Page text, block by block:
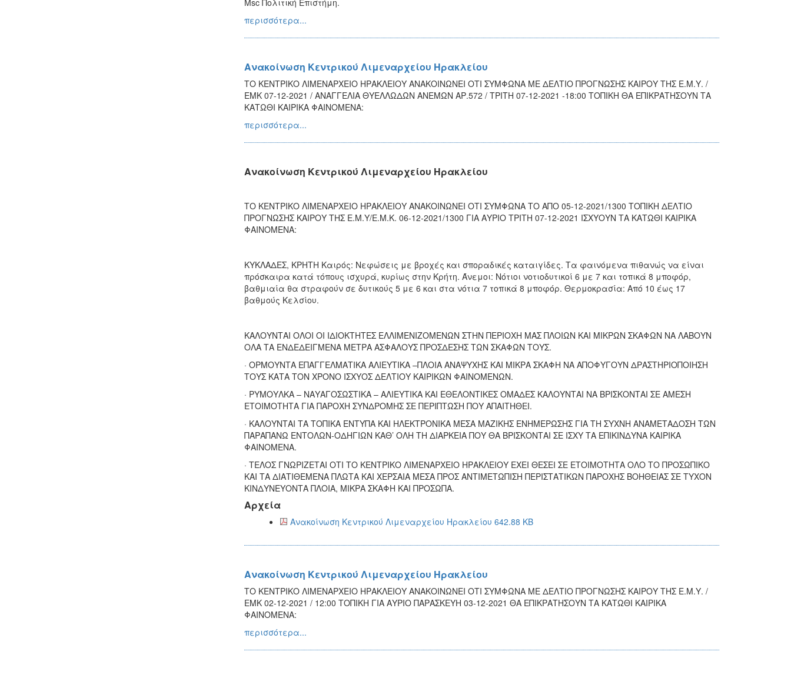
Msc Πολιτική Επιστήμη.
περισσότερα...
Ανακοίνωση Κεντρικού Λιμεναρχείου Ηρακλείου
ΤΟ ΚΕΝΤΡΙΚΟ ΛΙΜΕΝΑΡΧΕΙΟ ΗΡΑΚΛΕΙΟΥ ΑΝΑΚΟΙΝΩΝΕΙ ΟΤΙ ΣΥΜΦΩΝΑ ΜΕ ΔΕΛΤΙΟ ΠΡΟΓΝΩΣΗΣ ΚΑΙΡΟΥ ΤΗΣ Ε.Μ.Υ. /
ΕΜΚ 07-12-2021 / ΑΝΑΓΓΕΛΙΑ ΘΥΕΛΛΩΔΩΝ ΑΝΕΜΩΝ ΑΡ.572 / ΤΡΙΤΗ 07-12-2021 -18:00 ΤΟΠΙΚΗ ΘΑ ΕΠΙΚΡΑΤΗΣΟΥΝ ΤΑ
ΚΑΤΩΘΙ ΚΑΙΡΙΚΑ ΦΑΙΝΟΜΕΝΑ:
περισσότερα...
Ανακοίνωση Κεντρικού Λιμεναρχείου Ηρακλείου
ΤΟ ΚΕΝΤΡΙΚΟ ΛΙΜΕΝΑΡΧΕΙΟ ΗΡΑΚΛΕΙΟΥ ΑΝΑΚΟΙΝΩΝΕΙ ΟΤΙ ΣΥΜΦΩΝΑ ΤΟ ΑΠΟ 05-12-2021/1300 ΤΟΠΙΚΗ ΔΕΛΤΙΟ
ΠΡΟΓΝΩΣΗΣ ΚΑΙΡΟΥ ΤΗΣ Ε.Μ.Υ/Ε.Μ.Κ. 06-12-2021/1300 ΓΙΑ ΑΥΡΙΟ ΤΡΙΤΗ 07-12-2021 ΙΣΧΥΟΥΝ ΤΑ ΚΑΤΩΘΙ ΚΑΙΡΙΚΑ
ΦΑΙΝΟΜΕΝΑ:
ΚΥΚΛΑΔΕΣ, ΚΡΗΤΗ Καιρός: Νεφώσεις με βροχές και σποραδικές καταιγίδες. Τα φαινόμενα πιθανώς να είναι
πρόσκαιρα κατά τόπους ισχυρά, κυρίως στην Κρήτη. Άνεμοι: Νότιοι νοτιοδυτικοί 6 με 7 και τοπικά 8 μποφόρ,
βαθμιαία θα στραφούν σε δυτικούς 5 με 6 και στα νότια 7 τοπικά 8 μποφόρ. Θερμοκρασία: Από 10 έως 17
βαθμούς Κελσίου.
ΚΑΛΟΥΝΤΑΙ ΟΛΟΙ ΟΙ ΙΔΙΟΚΤΗΤΕΣ ΕΛΛΙΜΕΝΙΖΟΜΕΝΩΝ ΣΤΗΝ ΠΕΡΙΟΧΗ ΜΑΣ ΠΛΟΙΩΝ ΚΑΙ ΜΙΚΡΩΝ ΣΚΑΦΩΝ ΝΑ ΛΑΒΟΥΝ
ΟΛΑ ΤΑ ΕΝΔΕΔΕΙΓΜΕΝΑ ΜΕΤΡΑ ΑΣΦΑΛΟΥΣ ΠΡΟΣΔΕΣΗΣ ΤΩΝ ΣΚΑΦΩΝ ΤΟΥΣ.
· ΟΡΜΟΥΝΤΑ ΕΠΑΓΓΕΛΜΑΤΙΚΑ ΑΛΙΕΥΤΙΚΑ –ΠΛΟΙΑ ΑΝΑΨΥΧΗΣ ΚΑΙ ΜΙΚΡΑ ΣΚΑΦΗ ΝΑ ΑΠΟΦΥΓΟΥΝ ΔΡΑΣΤΗΡΙΟΠΟΙΗΣΗ
ΤΟΥΣ ΚΑΤΑ ΤΟΝ ΧΡΟΝΟ ΙΣΧΥΟΣ ΔΕΛΤΙΟΥ ΚΑΙΡΙΚΩΝ ΦΑΙΝΟΜΕΝΩΝ.
· ΡΥΜΟΥΛΚΑ – ΝΑΥΑΓΟΣΩΣΤΙΚΑ – ΑΛΙΕΥΤΙΚΑ ΚΑΙ ΕΘΕΛΟΝΤΙΚΕΣ ΟΜΑΔΕΣ ΚΑΛΟΥΝΤΑΙ ΝΑ ΒΡΙΣΚΟΝΤΑΙ ΣΕ ΑΜΕΣΗ
ΕΤΟΙΜΟΤΗΤΑ ΓΙΑ ΠΑΡΟΧΗ ΣΥΝΔΡΟΜΗΣ ΣΕ ΠΕΡΙΠΤΩΣΗ ΠΟΥ ΑΠΑΙΤΗΘΕΙ.
· ΚΑΛΟΥΝΤΑΙ ΤΑ ΤΟΠΙΚΑ ΕΝΤΥΠΑ ΚΑΙ ΗΛΕΚΤΡΟΝΙΚΑ ΜΕΣΑ ΜΑΖΙΚΗΣ ΕΝΗΜΕΡΩΣΗΣ ΓΙΑ ΤΗ ΣΥΧΝΗ ΑΝΑΜΕΤΑΔΟΣΗ ΤΩΝ
ΠΑΡΑΠΑΝΩ ΕΝΤΟΛΩΝ-ΟΔΗΓΙΩΝ ΚΑΘ’ ΟΛΗ ΤΗ ΔΙΑΡΚΕΙΑ ΠΟΥ ΘΑ ΒΡΙΣΚΟΝΤΑΙ ΣΕ ΙΣΧΥ ΤΑ ΕΠΙΚΙΝΔΥΝΑ ΚΑΙΡΙΚΑ
ΦΑΙΝΟΜΕΝΑ.
· ΤΕΛΟΣ ΓΝΩΡΙΖΕΤΑΙ ΟΤΙ ΤΟ ΚΕΝΤΡΙΚΟ ΛΙΜΕΝΑΡΧΕΙΟ ΗΡΑΚΛΕΙΟΥ ΕΧΕΙ ΘΕΣΕΙ ΣΕ ΕΤΟΙΜΟΤΗΤΑ ΟΛΟ ΤΟ ΠΡΟΣΩΠΙΚΟ
ΚΑΙ ΤΑ ΔΙΑΤΙΘΕΜΕΝΑ ΠΛΩΤΑ ΚΑΙ ΧΕΡΣΑΙΑ ΜΕΣΑ ΠΡΟΣ ΑΝΤΙΜΕΤΩΠΙΣΗ ΠΕΡΙΣΤΑΤΙΚΩΝ ΠΑΡΟΧΗΣ ΒΟΗΘΕΙΑΣ ΣΕ ΤΥΧΟΝ
ΚΙΝΔΥΝΕΥΟΝΤΑ ΠΛΟΙΑ, ΜΙΚΡΑ ΣΚΑΦΗ ΚΑΙ ΠΡΟΣΩΠΑ.
Αρχεία
Ανακοίνωση Κεντρικού Λιμεναρχείου Ηρακλείου 642.88 KB
Ανακοίνωση Κεντρικού Λιμεναρχείου Ηρακλείου
ΤΟ ΚΕΝΤΡΙΚΟ ΛΙΜΕΝΑΡΧΕΙΟ ΗΡΑΚΛΕΙΟΥ ΑΝΑΚΟΙΝΩΝΕΙ ΟΤΙ ΣΥΜΦΩΝΑ ΜΕ ΔΕΛΤΙΟ ΠΡΟΓΝΩΣΗΣ ΚΑΙΡΟΥ ΤΗΣ Ε.Μ.Υ. /
ΕΜΚ 02-12-2021 / 12:00 ΤΟΠΙΚΗ ΓΙΑ ΑΥΡΙΟ ΠΑΡΑΣΚΕΥΗ 03-12-2021 ΘΑ ΕΠΙΚΡΑΤΗΣΟΥΝ ΤΑ ΚΑΤΩΘΙ ΚΑΙΡΙΚΑ
ΦΑΙΝΟΜΕΝΑ:
περισσότερα...